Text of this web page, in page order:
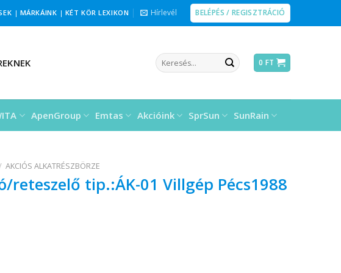
| MÁRKÁINK | KÉT KÖR LEXIKON Hírlevél BELÉPÉS / REGISZTRÁCIÓ
Keresés
a
0 FT
ApenGroup Emtas Akcióink SprSun SunRain
AKCIÓS ALKATRÉSZBÖRZE
reteszelő tip.:ÁK-01 Villgép Pécs1988